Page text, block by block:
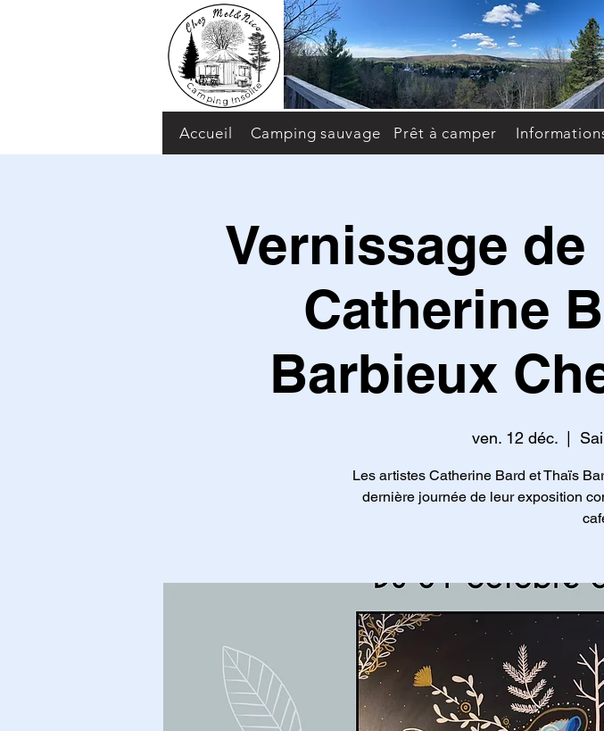
Accueil Camping sauvage Prêt à camper
Vernissage
Catherine
Barbieux
ven. 12 déc.
  |
Les artistes Catherine Bard et Thaïs
dernière journée de leur exposition